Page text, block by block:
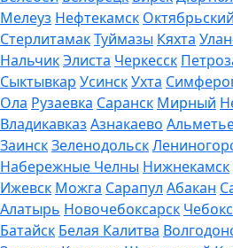
Мелеуз Нефтекамск Октябрьский
СтерлитамакТуймазы Кяхта
НальчикЭлиста Черкесск
Сыктывкар УсинскУхта
Ола Рузаевка Саранск Мирный
Владикавказ Азнакаево
ЗаинскЗеленодольск
Набережные Челны Нижнекамск
Ижевск Можга Сарапул Абакан
Алатырь Новочебоксарск
Батайск Белая Калитва